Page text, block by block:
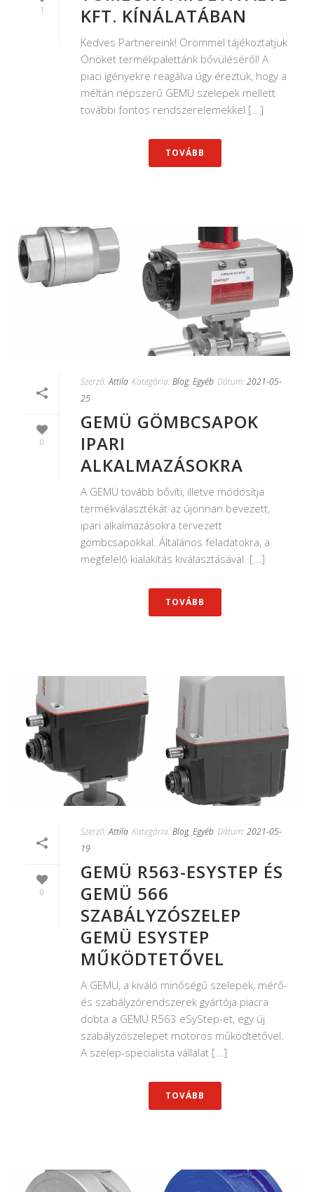
1
KFT. KÍNÁLATÁBAN
Kedves Partnereink! Örömmel tájékoztatjuk
Önöket termékpalettánk bővüléséről! A
piaci igényekre reagálva úgy éreztük, hogy a
méltán népszerű GEMÜ szelepek mellett
további fontos rendszerelemekkel [...]
TOVÁBB
0
Szerző:Attila Kategória:Blog, Egyéb Dátum:2021-05-
25
GEMÜ GÖMBCSAPOK
IPARI
ALKALMAZÁSOKRA
A GEMÜ tovább bővíti, illetve módosítja
termékválasztékát az újonnan bevezett,
ipari alkalmazásokra tervezett
gömbcsapokkal. Általános feladatokra, a
megfelelő kialakítás kiválasztásával. [...]
TOVÁBB
0
Szerző:Attila Kategória:Blog, Egyéb Dátum:2021-05-
19
GEMÜ R563-ESYSTEP ÉS
GEMÜ 566
SZABÁLYZÓSZELEP
GEMÜ ESYSTEP
MŰKÖDTETŐVEL
A GEMÜ, a kiváló minőségű szelepek, mérő-
és szabályzórendszerek gyártója piacra
dobta a GEMÜ R563 eSyStep-et, egy új
szabályzószelepet motoros működtetővel.
A szelep-specialista vállalat [...]
TOVÁBB